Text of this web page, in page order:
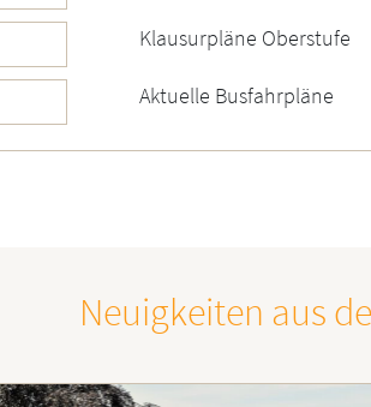
Klausurpläne Oberstufe
Aktuelle Busfahrpläne
Neuigkeiten aus